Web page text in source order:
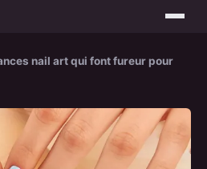
nail art qui font fureur pour